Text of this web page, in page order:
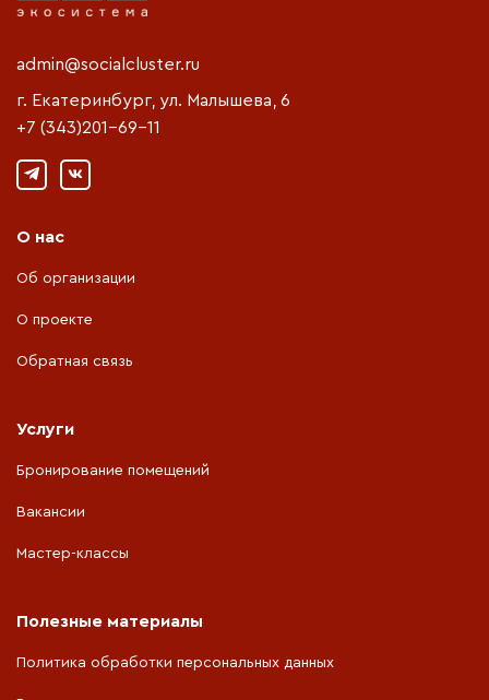
admin@socialcluster.ru
г. Екатеринбург, ул. Малышева, 6
+7 (343)201-69-11
О нас
Об организации
О проекте
Обратная связь
Услуги
Бронирование помещений
Вакансии
Мастер-классы
Полезные материалы
Политика обработки персональных данных